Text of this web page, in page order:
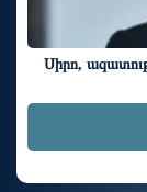
Սիրո,